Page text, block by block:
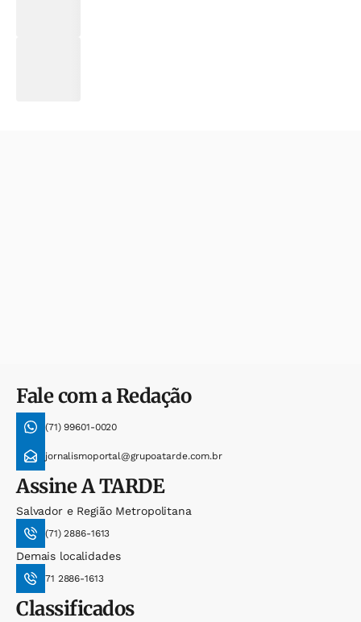
Fale com a Redação
(71) 99601-0020
jornalismoportal@grupoatarde.com.br
AssineA TARDE
Salvador e Região Metropolitana
(71) 2886-1613
Demais localidades
71 2886-1613
Classificados